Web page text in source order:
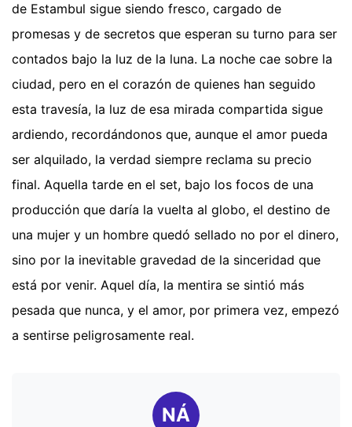
de Estambul sigue siendo fresco, cargado de
promesas y de secretos que esperan su turno para ser
contados bajo la luz de la luna. La noche cae sobre la
ciudad, pero en el corazón de quienes han seguido
esta travesía, la luz de esa mirada compartida sigue
ardiendo, recordándonos que, aunque el amor pueda
ser alquilado, la verdad siempre reclama su precio
final. Aquella tarde en el set, bajo los focos de una
producción que daría la vuelta al globo, el destino de
una mujer y un hombre quedó sellado no por el dinero,
sino por la inevitable gravedad de la sinceridad que
está por venir. Aquel día, la mentira se sintió más
pesada que nunca, y el amor, por primera vez, empezó
a sentirse peligrosamente real.
NÁ